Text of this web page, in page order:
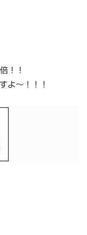
！！
よ〜！！！